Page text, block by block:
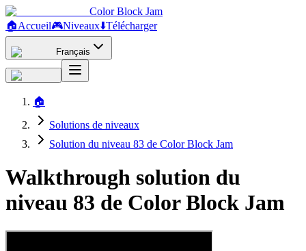
Color Block Jam
🏠Accueil🎮Niveaux⬇️Télécharger
Français
🏠
Solutions de niveaux
Solution du niveau 83 de Color Block Jam
Walkthrough solution du
niveau 83 de Color Block Jam